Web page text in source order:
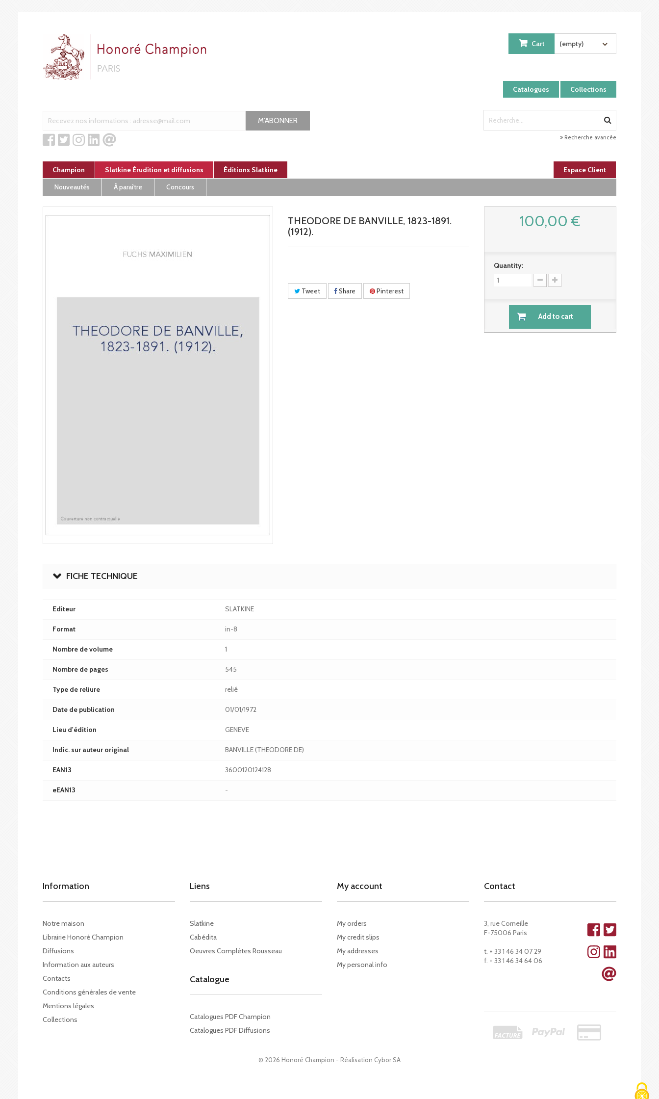
Catalogues Collections
Cart (empty)
M'ABONNER
Recherche avancée
Champion Slatkine Érudition et diffusions Éditions Slatkine
Espace Client
Nouveautés
À paraître Concours
THEODORE DE BANVILLE, 1823-1891.
(1912).
Tweet Share Pinterest
100,00 €
Quantity:
Add to cart
FICHE TECHNIQUE
Editeur SLATKINE
Format in-8
Nombre de volume 1
Nombre de pages 545
Type de reliure relié
Date de publication 01/01/1972
Lieu d'édition GENEVE
Indic. sur auteur original BANVILLE (THEODORE DE)
EAN13 3600120124128
eEAN13 -
Information
Notre maison
Librairie Honoré Champion
Diffusions
Information aux auteurs
Contacts
Conditions générales de vente
Mentions légales
Collections
© 2026 Honoré Champion - Réalisation Cybor SA
Liens
Slatkine
Cabédita
Oeuvres Complètes Rousseau
Catalogue
Catalogues PDF Champion
Catalogues PDF Diffusions
My account
My orders
My credit slips
My addresses
My personal info
Contact
3, rue Corneille
F-75006 Paris
t. + 33 1 46 34 07 29
f. + 33 1 46 34 64 06